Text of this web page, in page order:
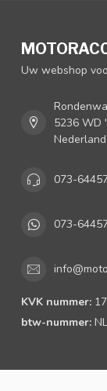
Uw webshop
5236 WD
Nederland
073-
073-
KVK nummer:
btw-nummer: